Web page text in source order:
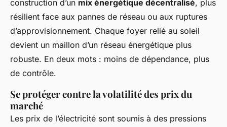
construction d’un mix énergétique décentralisé, plus
résilient face aux pannes de réseau ou aux ruptures
d’approvisionnement. Chaque foyer relié au soleil
devient un maillon d’un réseau énergétique plus
robuste. En deux mots : moins de dépendance, plus
de contrôle.
Se protéger contre la volatilité des prix du
marché
Les prix de l’électricité sont soumis à des pressions